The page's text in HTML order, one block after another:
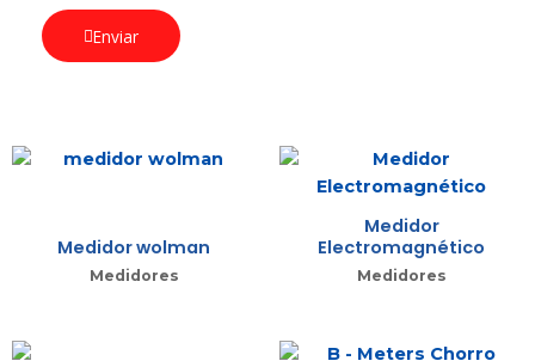
Enviar
Medidor wolman
Medidores
Medidor
Electromagnético
Medidores